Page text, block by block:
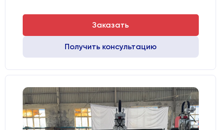
Заказать
Получить консультацию